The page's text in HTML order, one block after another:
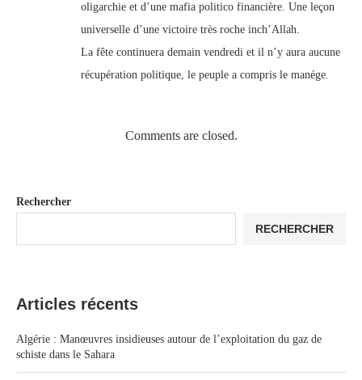
oligarchie et d’une mafia politico financière. Une leçon
universelle d’une victoire très roche inch’Allah.
La fête continuera demain vendredi et il n’y aura aucune
récupération politique, le peuple a compris le manége.
Comments are closed.
Rechercher
RECHERCHER
Articles récents
Algérie : Manœuvres insidieuses autour de l’exploitation du gaz de
schiste dans le Sahara